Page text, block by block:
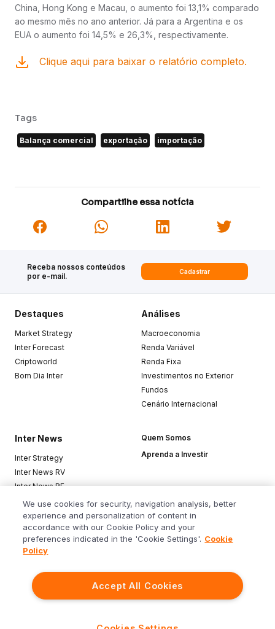
China, Hong Kong e Macau, o aumento foi 13,1% comparado
ao mesmo mês no ano anterior. Já para a Argentina e os
EUA o aumento foi 14,5% e 26,3%, respectivamente.
Clique aqui para baixar o relatório completo.
Tags
Balança comercial exportação importação
Compartilhe essa notícia
Receba nossos conteúdos
por e-mail.
Cadastrar
Siga o Inter
Destaques
Market Strategy
Inter Forecast
Criptoworld
Bom Dia Inter
Análises
Macroeconomia
Renda Variável
Renda Fixa
Investimentos no Exterior
Fundos
Cenário Internacional
Inter News
Inter Strategy
Inter News RV
Inter News RF
Top Funds
Quem Somos
Aprenda a Investir
Baixe o app
We use cookies for security, navigation analysis, better
experience and personalization of content in
accordance with our Cookie Policy and your
preferences indicated in the 'Cookie Settings'. Cookie
Policy
Accept All Cookies